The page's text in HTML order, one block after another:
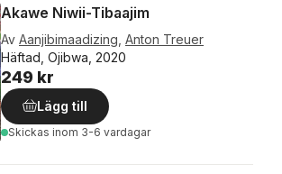
Akawe Niwii-Tibaajim
Av Aanjibimaadizing Anton Treuer
Häftad, Ojibwa, 2020
249 kr
Lägg till
Skickas inom 3-6 vardagar